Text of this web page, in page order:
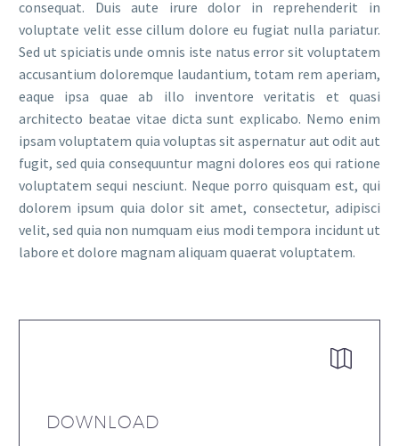
consequat. Duis aute irure dolor in reprehenderit in
voluptate velit esse cillum dolore eu fugiat nulla pariatur.
Sed ut spiciatis unde omnis iste natus error sit voluptatem
accusantium doloremque laudantium, totam rem aperiam,
eaque ipsa quae ab illo inventore veritatis et quasi
architecto beatae vitae dicta sunt explicabo. Nemo enim
ipsam voluptatem quia voluptas sit aspernatur aut odit aut
fugit, sed quia consequuntur magni dolores eos qui ratione
voluptatem sequi nesciunt. Neque porro quisquam est, qui
dolorem ipsum quia dolor sit amet, consectetur, adipisci
velit, sed quia non numquam eius modi tempora incidunt ut
labore et dolore magnam aliquam quaerat voluptatem.


DOWNLOAD